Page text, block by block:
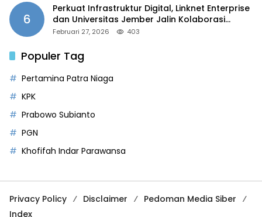
6
Perkuat Infrastruktur Digital, Linknet Enterprise
dan Universitas Jember Jalin Kolaborasi
Smart Campus Berbasis AI
Februari 27, 2026 403
Populer Tag
Pertamina Patra Niaga
KPK
Prabowo Subianto
PGN
Khofifah Indar Parawansa
Privacy Policy Disclaimer
Pedoman Media Siber
Index